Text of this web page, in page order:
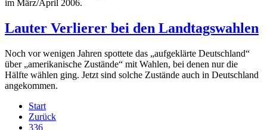
im März/April 2006.
Lauter Verlierer bei den Landtagswahlen
Noch vor wenigen Jahren spottete das „aufgeklärte Deutschland“
über „amerikanische Zustände“ mit Wahlen, bei denen nur die
Hälfte wählen ging. Jetzt sind solche Zustände auch in Deutschland
angekommen.
Start
Zurück
336